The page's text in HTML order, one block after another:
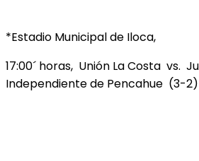
*Estadio Municipal de Iloca,
17:00´ horas, Unión La Costa vs.
Independiente de Pencahue (3-2)